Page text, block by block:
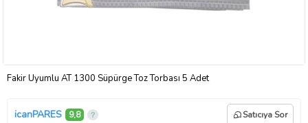
Fakir Uyumlu AT 1300 Süpürge Toz Torbası 5 Adet
icanPARES 9,8 Satıcıya Sor